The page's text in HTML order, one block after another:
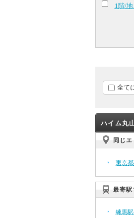
1階/
全て
ハイム丸
同じ
東京
最寄駅
練馬